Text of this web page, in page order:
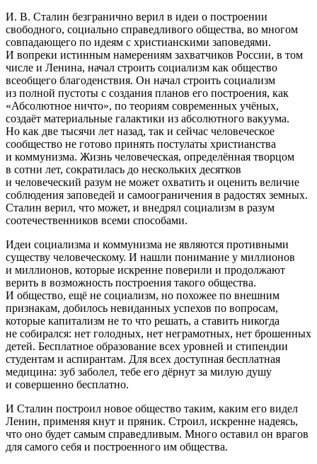
И. В. Сталин безгранично верил в идеи о построении
свободного, социально справедливого общества, во многом
совпадающего по идеям с христианскими заповедями.
И вопреки истинным намерениям захватчиков России, в том
числе и Ленина, начал строить социализм как общество
всеобщего благоденствия. Он начал строить социализм
из полной пустоты с создания планов его построения, как
«Абсолютное ничто», по теориям современных учёных,
создаёт материальные галактики из абсолютного вакуума.
Но как две тысячи лет назад, так и сейчас человеческое
сообщество не готово принять постулаты христианства
и коммунизма. Жизнь человеческая, определённая творцом
в сотни лет, сократилась до нескольких десятков
и человеческий разум не может охватить и оценить величие
соблюдения заповедей и самоограничения в радостях земных.
Сталин верил, что может, и внедрял социализм в разум
соотечественников всеми способами.
Идеи социализма и коммунизма не являются противными
существу человеческому. И нашли понимание у миллионов
и миллионов, которые искренне поверили и продолжают
верить в возможность построения такого общества.
И общество, ещё не социализм, но похожее по внешним
признакам, добилось невиданных успехов по вопросам,
которые капитализм не то что решать, а ставить никогда
не собирался: нет голодных, нет неграмотных, нет брошенных
детей. Бесплатное образование всех уровней и стипендии
студентам и аспирантам. Для всех доступная бесплатная
медицина: зуб заболел, тебе его дёрнут за милую душу
и совершенно бесплатно.
И Сталин построил новое общество таким, каким его видел
Ленин, применяя кнут и пряник. Строил, искренне надеясь,
что оно будет самым справедливым. Много оставил он врагов
для самого себя и построенного им общества.